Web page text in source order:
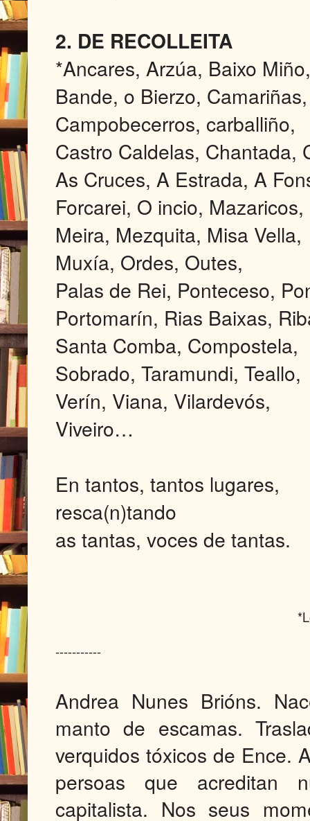
2. DE RECOLLEITA
*Ancares, Arzúa, Baixo Miño,
Bande, o Bierzo, Camariñas,
Campobecerros, carballiño,
Castro Caldelas, Chantada,
As Cruces, A Estrada, A
Forcarei, O incio, Mazaricos,
Meira, Mezquita, Misa Vella,
Muxía, Ordes, Outes,
Palas de Rei, Ponteceso,
Portomarín, Rias Baixas,
Santa Comba, Compostela,
Sobrado, Taramundi, Teallo,
Verín, Viana, Vilardevós,
Viveiro…
En tantos, tantos lugares,
resca(n)tando
as tantas, voces de tantas.
-----------
Andrea Nunes Brións.
manto de escamas.
verquidos tóxicos de Ence.
persoas que acreditan
capitalista. Nos seus